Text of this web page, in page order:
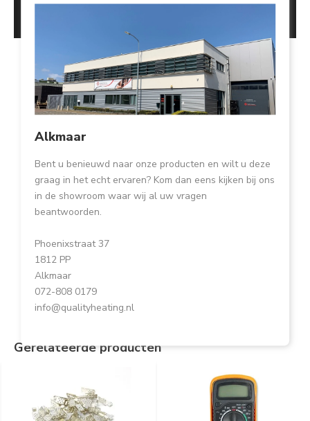
Alkmaar
Bent u benieuwd naar onze producten en wilt u deze
graag in het echt ervaren? Kom dan eens kijken bij ons
in de showroom waar wij al uw vragen
beantwoorden.
Phoenixstraat 37
1812 PP
Alkmaar
072-808 0179
info@qualityheating.nl
Gerelateerde producten